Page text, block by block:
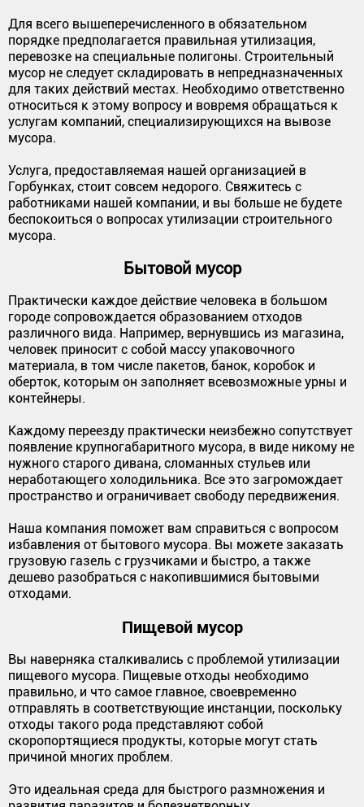
Для всего вышеперечисленного в обязательном
порядке предполагается правильная утилизация,
перевозке на специальные полигоны. Строительный
мусор не следует складировать в непредназначенных
для таких действий местах. Необходимо ответственно
относиться к этому вопросу и вовремя обращаться к
услугам компаний, специализирующихся на вывозе
мусора.
Услуга, предоставляемая нашей организацией в
Горбунках, стоит совсем недорого. Свяжитесь с
работниками нашей компании, и вы больше не будете
беспокоиться о вопросах утилизации строительного
мусора.
Бытовой мусор
Практически каждое действие человека в большом
городе сопровождается образованием отходов
различного вида. Например, вернувшись из магазина,
человек приносит с собой массу упаковочного
материала, в том числе пакетов, банок, коробок и
оберток, которым он заполняет всевозможные урны и
контейнеры.
Каждому переезду практически неизбежно сопутствует
появление крупногабаритного мусора, в виде никому не
нужного старого дивана, сломанных стульев или
неработающего холодильника. Все это загромождает
пространство и ограничивает свободу передвижения.
Наша компания поможет вам справиться с вопросом
избавления от бытового мусора. Вы можете заказать
грузовую газель с грузчиками и быстро, а также
дешево разобраться с накопившимися бытовыми
отходами.
Пищевой мусор
Вы наверняка сталкивались с проблемой утилизации
пищевого мусора. Пищевые отходы необходимо
правильно, и что самое главное, своевременно
отправлять в соответствующие инстанции, поскольку
отходы такого рода представляют собой
скоропортящиеся продукты, которые могут стать
причиной многих проблем.
Это идеальная среда для быстрого размножения и